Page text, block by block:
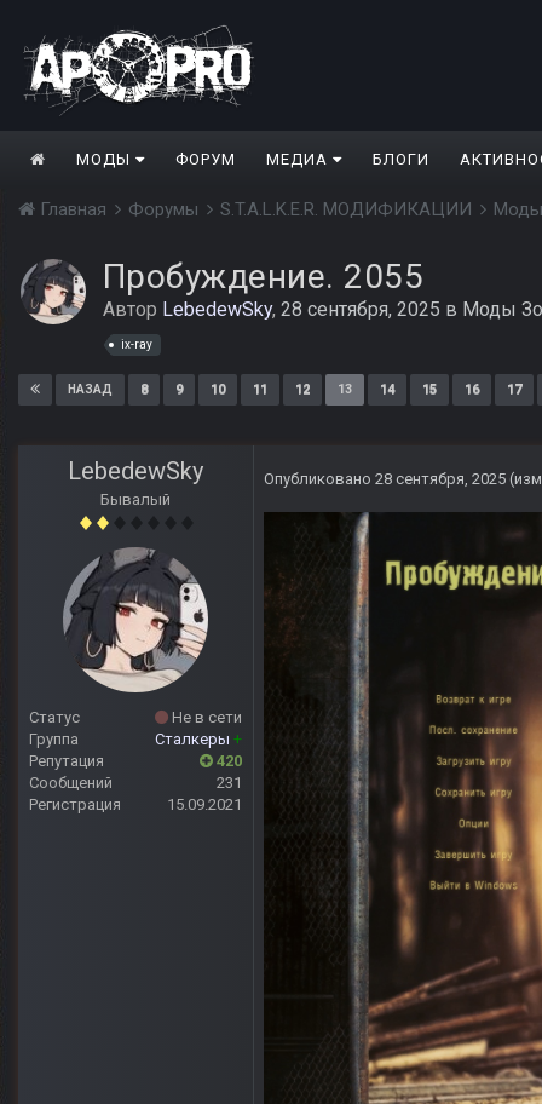
МОДЫ ФОРУМ МЕДИА БЛОГИ
Главная Форумы S.T.A.L.K.E.R. МОДИФИКАЦИИ
Пробуждение. 2055
Автор LebedewSky, 28 сентября, 2025 в Моды
ix-ray
НАЗАД 8 9 10 11 12 13 14 15 16 17
LebedewSky
Бывалый
Статус
Не в сети
Группа
Сталкеры +
Репутация
420
Сообщений
231
Регистрация
15.09.2021
Опубликовано 28 сентября, 2025